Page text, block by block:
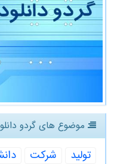
موضوع های گردو
تولید شركت